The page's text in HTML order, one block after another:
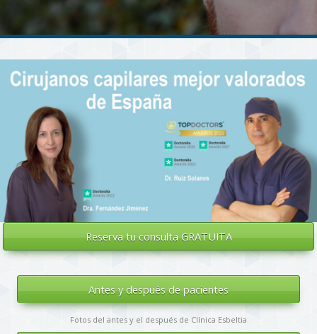
Reserva tuconsulta GRATUITA
Antes y después de pacientes
Fotos del antes y el después de Clínica Esbeltia